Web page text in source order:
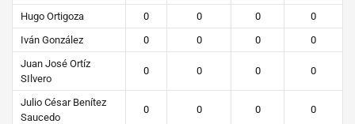
Hugo Ortigoza
0 0 0
0
Iván González
0 0 0
0
Juan José Ortíz
SIlvero
0 0 0 0
Julio César Benítez
Saucedo
0 0 0 0